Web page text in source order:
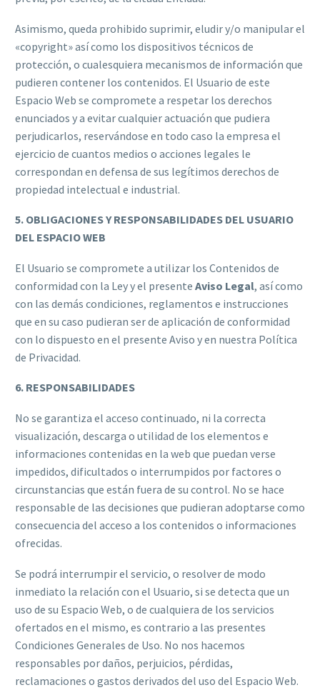
Asimismo, queda prohibido suprimir, eludir y/o manipular el
«copyright» así como los dispositivos técnicos de
protección, o cualesquiera mecanismos de información que
pudieren contener los contenidos. El Usuario de este
Espacio Web se compromete a respetar los derechos
enunciados y a evitar cualquier actuación que pudiera
perjudicarlos, reservándose en todo caso la empresa el
ejercicio de cuantos medios o acciones legales le
correspondan en defensa de sus legítimos derechos de
propiedad intelectual e industrial.
5. OBLIGACIONES Y RESPONSABILIDADES DEL USUARIO
DEL ESPACIO WEB
El Usuario se compromete a utilizar los Contenidos de
conformidad con la Leyy el presente Aviso Legal, así como
con las demás condiciones, reglamentos e instrucciones
que en su caso pudieran ser de aplicación de conformidad
con lo dispuesto en el presente Aviso y en nuestra Política
de Privacidad.
6. RESPONSABILIDADES
No se garantiza el acceso continuado, ni la correcta
visualización, descarga o utilidad de los elementos e
informaciones contenidas en la web que puedan verse
impedidos, dificultados o interrumpidos por factores o
circunstancias que están fuera de su control. No se hace
responsable de las decisiones que pudieran adoptarse como
consecuencia del acceso a los contenidos o informaciones
ofrecidas.
Se podrá interrumpir el servicio, o resolver de modo
inmediato la relación con el Usuario, si se detecta que un
uso de su Espacio Web, o de cualquiera de los servicios
ofertados en el mismo, es contrario a las presentes
Condiciones Generales de Uso. No nos hacemos
responsables por daños, perjuicios, pérdidas,
reclamaciones o gastos derivados del uso del Espacio Web.